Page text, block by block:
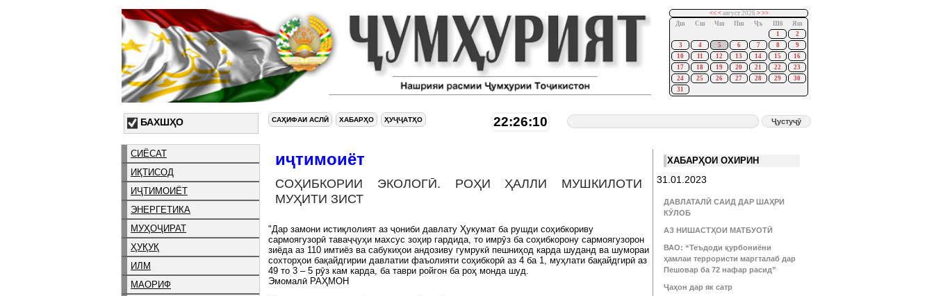
<< <август 2026 > >>
Дш
Сш Чш Пш Ҷъ Шб
Яш
1
2
3
4 5 6 7 8
9
10
11 12 13 14 15
16
17
18 19 20 21 22
23
24
25 26 27 28 29
30
31
БАХШҲО
СИЁСАТ
ИҚТИСОД
ИҶТИМОИЁТ
ЭНЕРГЕТИКА
МУҲОҶИРАТ
ҲУҚУҚ
ИЛМ
МАОРИФ
САҲИФАИ АСЛӢ ХАБАРҲО ҲУҶҶАТҲО 22:26:10
иҷтимоиёт
СОҲИБКОРИИ ЭКОЛОГӢ. РОҲИ ҲАЛЛИ МУШКИЛОТИ
МУҲИТИ ЗИСТ
"Дар замони истиқлолият аз ҷониби давлату Ҳукумат ба рушди соҳибкориву
сармоягузорӣ таваҷҷуҳи махсус зоҳир гардида, то имрӯз ба соҳибкорону сармоягузорон
зиёда аз 110 имтиёз ва сабукиҳои андозиву гумрукӣ пешниҳод карда шуданд ва шумораи
сохторҳои бақайдгирии давлатии фаъолияти соҳибкорӣ аз 4 ба 1, муҳлати бақайдгирӣ аз
49 то 3 – 5 рӯз кам карда, ба таври ройгон ба роҳ монда шуд.
Эмомалӣ РАҲМОН
ХАБАРҲОИ ОХИРИН
31.01.2023
ДАВЛАТАЛӢ САИД ДАР ШАҲРИ
КӮЛОБ
АЗ НИШАСТҲОИ МАТБУОТӢ
ВАО: “Теъдоди қурбониёни
ҳамлаи террористи маргталаб дар
Пешовар ба 72 нафар расид”
Ҷаҳон дар як сатр